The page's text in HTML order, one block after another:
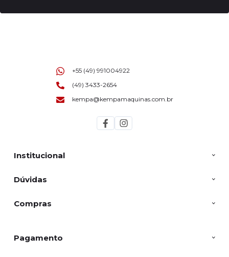
Institucional
Dúvidas
Compras
+55 (49) 991004922
(49) 3433-2654
kempa@kempamaquinas.com.br
Pagamento